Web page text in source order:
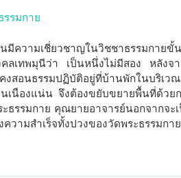
รมกาย
มีความเชี่ยวชาญในวิชชาธรรมกายขั้
ลเทพมุนีว่า เป็นหนึ่งไม่มีสอง หลังจ
อนธรรมปฏิบัติอยู่ที่บ้านพักในบริเว
เนืองแน่น จึงต้องขยับขยายพื้นที่ด้วย
ธรรมกาย คุณยายอาจารย์นอกจากจะ
วามสำเร็จทั้งปวงของวัดพระธรรมกา